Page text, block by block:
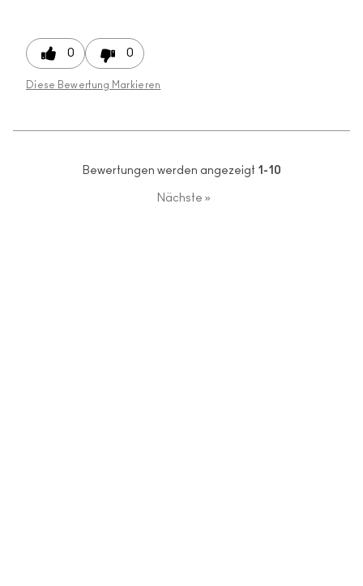
0 0
Diese Bewertung Markieren
Bewertungen werden angezeigt 1-10
Nächste »